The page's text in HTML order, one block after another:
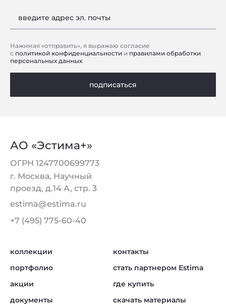
введите адрес эл. почты
Нажимая «отправить», я выражаю согласие
с политикой конфиденциальности и правилами обработки
персональных данных
подписаться
АО «Эстима+»
ОГРН 1247700699773
г. Москва, Научный
проезд, д.14 А, стр. 3
estima@estima.ru
+7 (495) 775-60-40
коллекции
портфолио
акции
документы
контакты
стать партнером Estima
где купить
скачать материалы